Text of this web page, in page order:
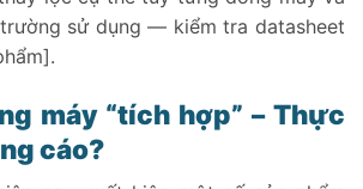
sử dụng — kiểm tra datasheet
máy “tích hợp” – Thực
cáo?